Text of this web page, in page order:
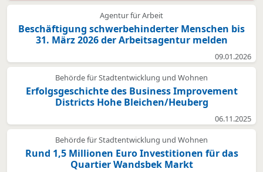
Agentur für Arbeit
Beschäftigung schwerbehinderter Menschen bis
31. März 2026 der Arbeitsagentur melden
09.01.2026
Behörde für Stadtentwicklung und Wohnen
Erfolgsgeschichte des Business Improvement
Districts Hohe Bleichen/Heuberg
06.11.2025
Behörde für Stadtentwicklung und Wohnen
Rund 1,5 Millionen Euro Investitionen für das
Quartier Wandsbek Markt